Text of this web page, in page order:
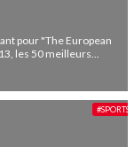
pour "The European
les 50 meilleurs...
#SPORTS